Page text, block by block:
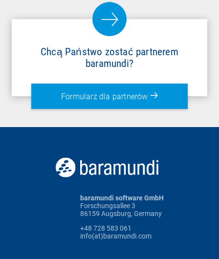
Chcą Państwo zostać partnerem
baramundi?
Formularz dla partnerów
baramundi software GmbH
Forschungsallee 3
86159 Augsburg, Germany
+48 728 583 061
info(at)baramundi.com